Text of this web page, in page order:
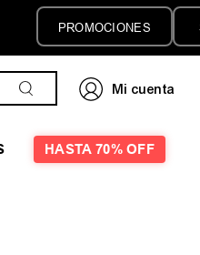
PROMOCIONES
HASTA 70% OFF